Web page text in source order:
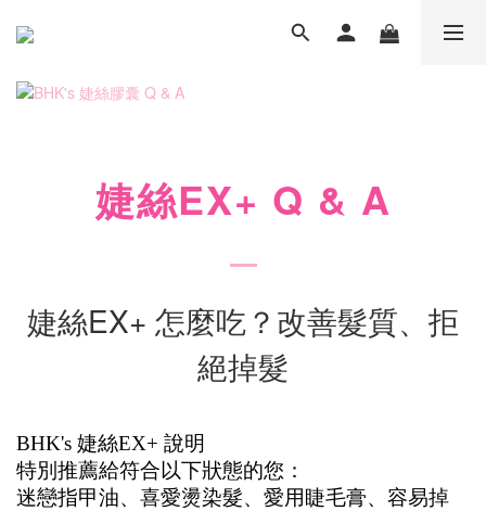
婕絲EX+ Q & A
婕絲EX+ 怎麼吃？改善髮質、拒
絕掉髮
BHK's 婕絲EX+ 說明
特別推薦給符合以下狀態的您：
迷戀指甲油、喜愛燙染髮、愛用睫毛膏、容易掉